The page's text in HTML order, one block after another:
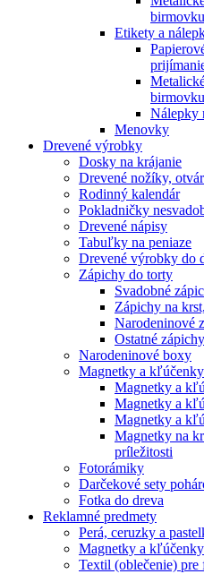
birmovku
Etikety a
birmovku
Nálepky
Menovky
Drevené výrobky
Dosky na krájanie
Drevené nožíky,
Rodinný kalendár
Pokladničky
Drevené nápisy
Tabuľky na peniaze
Drevené výrobky do
Zápichy do torty
Svadobné
Zápichy na
Narodeninové
Ostatné
Narodeninové boxy
Magnetky a kľúčenky
Magnetky a
Magnetky a
Magnetky a
Magnetky na
príležitosti
Fotorámiky
Darčekové sety
Fotka do dreva
Reklamné predmety
Perá, ceruzky a
Magnetky a kľúčenky
Textil (oblečenie) pre